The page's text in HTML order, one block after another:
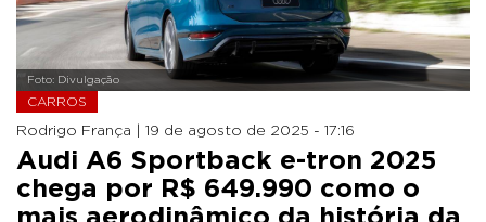
Foto: Divulgação
CARROS
Rodrigo França | 19 de agosto de 2025 - 17:16
Audi A6 Sportback e-tron 2025
chega por R$ 649.990 como o